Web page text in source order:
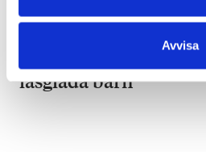
Avvisa
22.01.2020
läsglada barn